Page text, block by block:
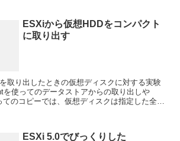
ESXiから仮想HDDをコンパクト
に取り出す
取り出したときの仮想ディスクに対する実験
を使ってのデータストアからの取り出しや
のコピーでは、仮想ディスクは指定した全容
ESXi 5.0でびっくりした